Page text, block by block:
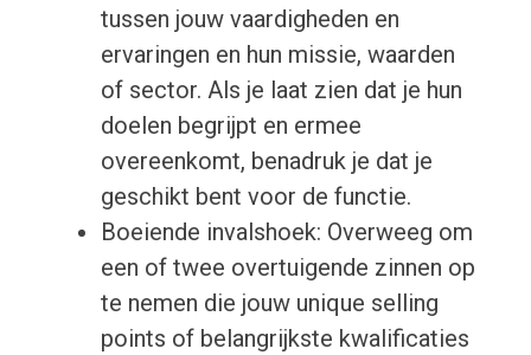
tussen jouw vaardigheden en
ervaringen en hun missie, waarden
of sector. Als je laat zien dat je hun
doelen begrijpt en ermee
overeenkomt, benadruk je dat je
geschikt bent voor de functie.
Boeiende invalshoek: Overweeg om
een of twee overtuigende zinnen op
te nemen die jouw unique selling
points of belangrijkste kwalificaties